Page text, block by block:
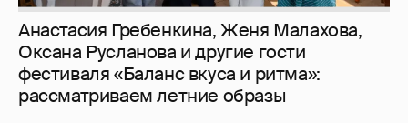
Анастасия Гребенкина, Женя Малахова,
Оксана Русланова и другие гости
фестиваля «Баланс вкуса и ритма»:
рассматриваем летние образы